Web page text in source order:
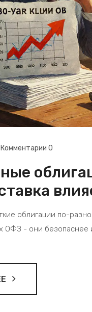
Комментарии 0
облигации по-
ОФЗ - они безопаснее